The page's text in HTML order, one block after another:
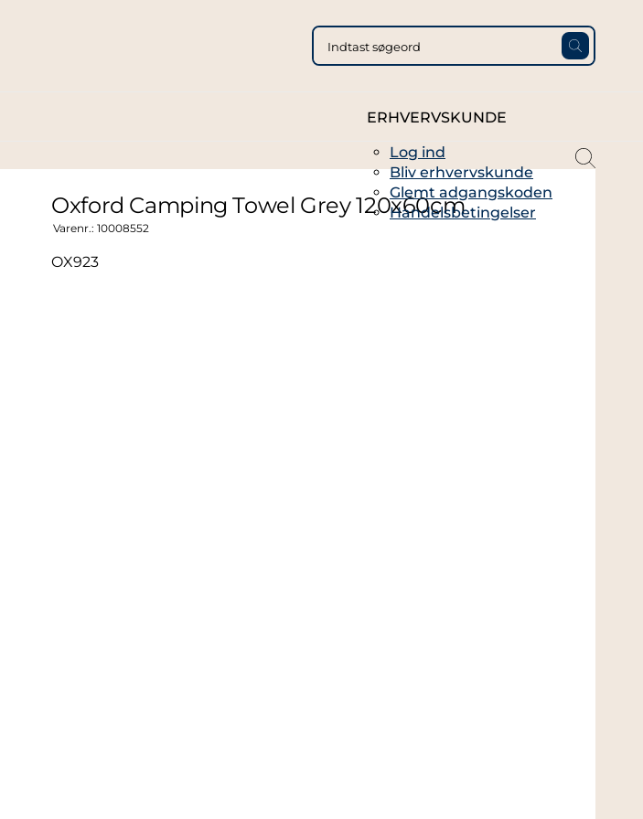
ERHVERVSKUNDE
Log ind
Bliv erhvervskunde
Glemt adgangskoden
Handelsbetingelser
Oxford Camping Towel Grey 120x60cm
Varenr.: 10008552
OX923